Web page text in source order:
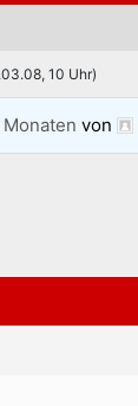
10 Uhr)
von